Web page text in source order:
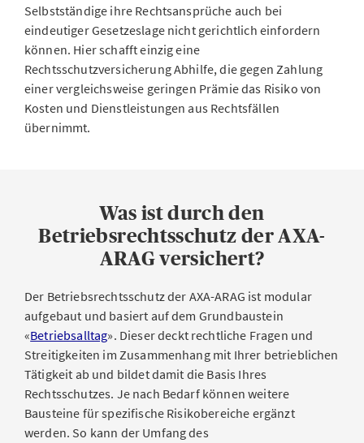
Selbstständige ihre Rechtsansprüche auch bei
eindeutiger Gesetzeslage nicht gerichtlich einfordern
können. Hier schafft einzig eine
Rechtsschutzversicherung Abhilfe, die gegen Zahlung
einer vergleichsweise geringen Prämie das Risiko von
Kosten und Dienstleistungen aus Rechtsfällen
übernimmt.
Was ist durch den
Betriebsrechtsschutz der AXA-
ARAG versichert?
Der Betriebsrechtsschutz der AXA-ARAG ist modular
aufgebaut und basiert auf dem Grundbaustein
«Betriebsalltag». Dieser deckt rechtliche Fragen und
Streitigkeiten im Zusammenhang mit Ihrer betrieblichen
Tätigkeit ab und bildet damit die Basis Ihres
Rechtsschutzes. Je nach Bedarf können weitere
Bausteine für spezifische Risikobereiche ergänzt
werden. So kann der Umfang des